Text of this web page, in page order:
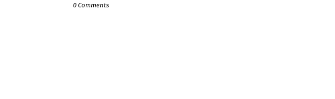
0 Comments